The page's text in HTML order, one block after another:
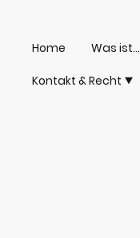
Home Was ist...
Kontakt & Recht